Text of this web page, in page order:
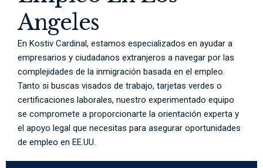
Angeles
En Kostiv Cardinal, estamos especializados en ayudar a
empresarios y ciudadanos extranjeros a navegar por las
complejidades de la inmigración basada en el empleo.
Tanto si buscas visados de trabajo, tarjetas verdes o
certificaciones laborales, nuestro experimentado equipo
se compromete a proporcionarte la orientación experta y
el apoyo legal que necesitas para asegurar oportunidades
de empleo en EE.UU.